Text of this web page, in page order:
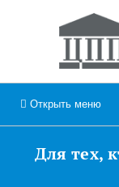
Открыть меню
Для тех,